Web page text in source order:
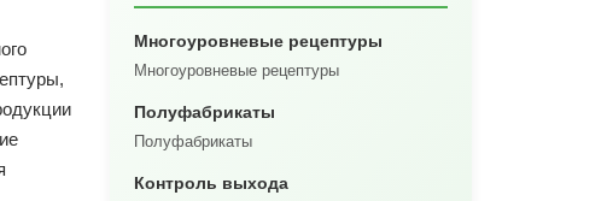
Многоуровневые рецептуры
Многоуровневые рецептуры
Полуфабрикаты
Полуфабрикаты
Контроль выхода